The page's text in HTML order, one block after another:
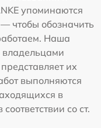
упоминаются
чтобы обозначить
Наша
их
выполняются
в
со ст.